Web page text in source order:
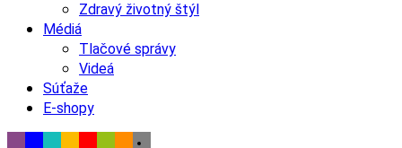
Zdravý životný štýl
Médiá
Tlačové správy
Videá
Súťaže
E-shopy